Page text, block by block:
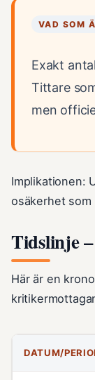
VAD SOM
Exakt
Tittare
men
Implikationen:
osäkerhet
Tidslinje
Här är en
DATUM/